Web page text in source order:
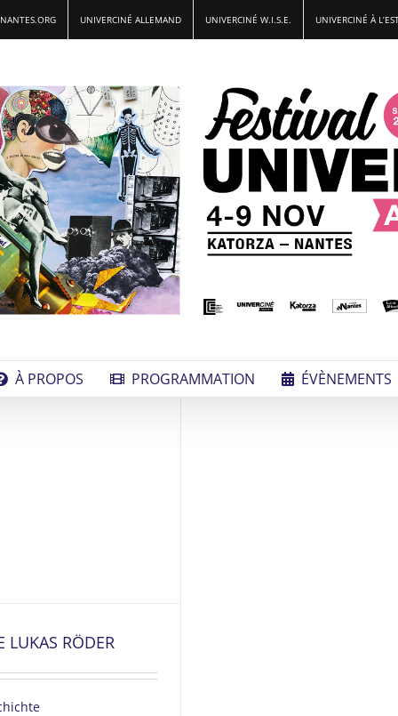
UNIVERCINÉ ALLEMAND UNIVERCINÉ W.I.S.E. UNIVERCINÉ À
À PROPOS PROGRAMMATION ÉVÈNEMENTS
LUKAS RÖDER